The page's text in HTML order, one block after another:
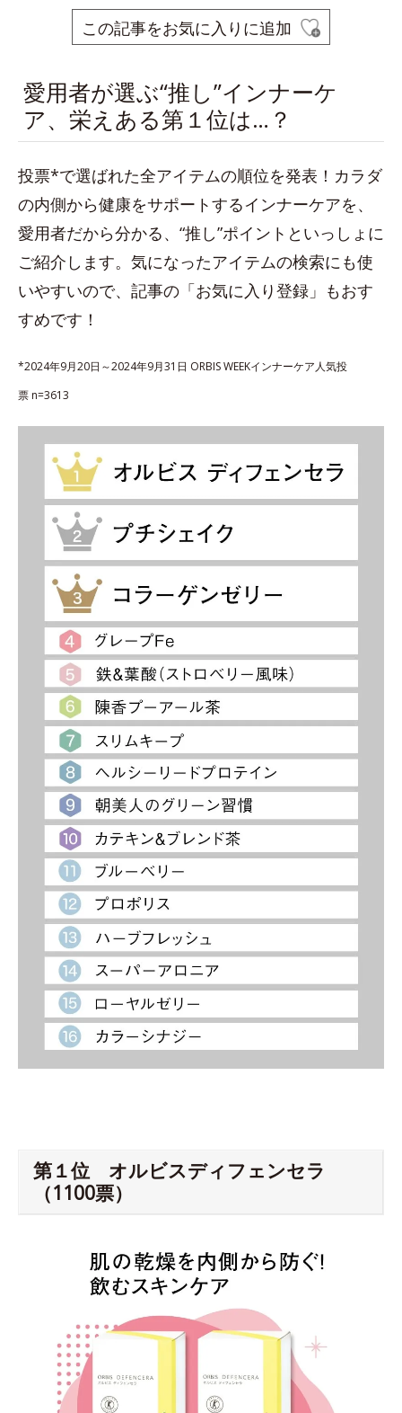
この記事をお気に入りに追加
愛用者が選ぶ“推し”インナーケ
ア、栄えある第１位は…？
投票*で選ばれた全アイテムの順位を発表！カラダ
の内側から健康をサポートするインナーケアを、
愛用者だから分かる、“推し”ポイントといっしょに
ご紹介します。気になったアイテムの検索にも使
いやすいので、記事の「お気に入り登録」もおす
すめです！
*2024年9月20日～2024年9月31日 ORBIS WEEKインナーケア人気投
票 n=3613
第１位 オルビスディフェンセラ
（1100票）